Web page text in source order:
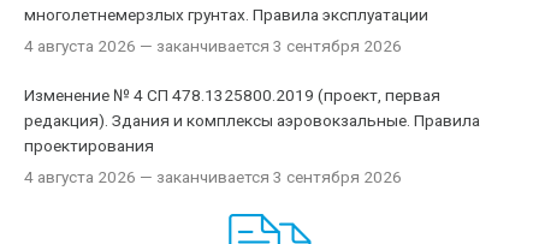
многолетнемерзлых грунтах. Правила эксплуатации
4 августа 2026 — заканчивается 3 сентября 2026
Изменение № 4 СП 478.1325800.2019 (проект, первая
редакция). Здания и комплексы аэровокзальные. Правила
проектирования
4 августа 2026 — заканчивается 3 сентября 2026